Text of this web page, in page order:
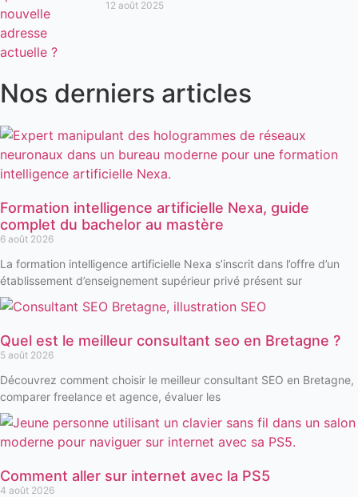
12 août 2025
Nos derniers articles
Formation intelligence artificielle Nexa, guide
complet du bachelor au mastère
6 août 2026
La formation intelligence artificielle Nexa s’inscrit dans l’offre d’un
établissement d’enseignement supérieur privé présent sur
Quel est le meilleur consultant seo en Bretagne ?
5 août 2026
Découvrez comment choisir le meilleur consultant SEO en Bretagne,
comparer freelance et agence, évaluer les
Comment aller sur internet avec la PS5
4 août 2026